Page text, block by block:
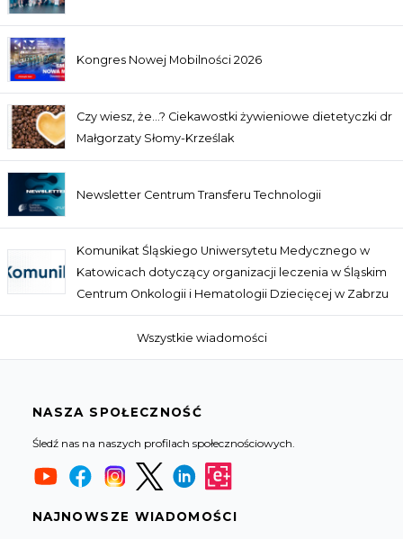
Kongres Nowej Mobilności 2026
Czy wiesz, że…? Ciekawostki żywieniowe dietetyczki dr
Małgorzaty Słomy-Krześlak
Newsletter Centrum Transferu Technologii
Komunikat Śląskiego Uniwersytetu Medycznego w
Katowicach dotyczący organizacji leczenia w Śląskim
Centrum Onkologii i Hematologii Dziecięcej w Zabrzu
Wszystkie wiadomości
NASZA SPOŁECZNOŚĆ
Śledź nas na naszych profilach społecznościowych.
NAJNOWSZE WIADOMOŚCI